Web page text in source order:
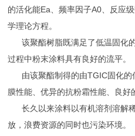
的活化能Ea、频率因子A0、反应
学理论方程。
该聚酯树脂既满足了低温固化
过程中粉末涂料具有良好的流平。
由该聚酯制得的由TGIC固化
膜性能、优异的抗粉霜性能、良好
长久以来涂料以有机溶剂溶解
放，浪费资源的同时也污染环境。